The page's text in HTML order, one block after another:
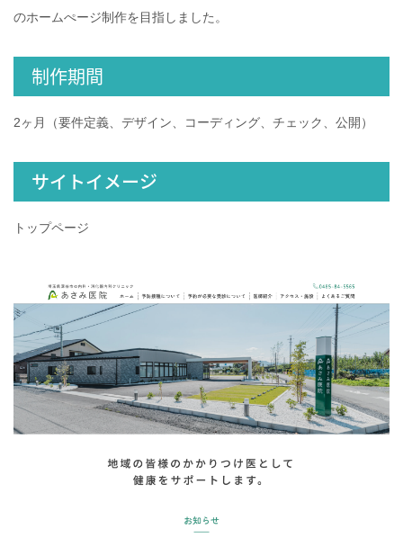
のホームぺージ制作を目指しました。
制作期間
2ヶ月（要件定義、デザイン、コーディング、チェック、公開）
サイトイメージ
トップページ